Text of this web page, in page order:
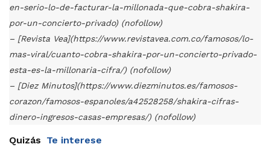
en-serio-lo-de-facturar-la-millonada-que-cobra-shakira-
por-un-concierto-privado) (nofollow)
– [Revista Vea](https://www.revistavea.com.co/famosos/lo-
mas-viral/cuanto-cobra-shakira-por-un-concierto-privado-
esta-es-la-millonaria-cifra/) (nofollow)
– [Diez Minutos](https://www.diezminutos.es/famosos-
corazon/famosos-espanoles/a42528258/shakira-cifras-
dinero-ingresos-casas-empresas/) (nofollow)
Quizás Te interese